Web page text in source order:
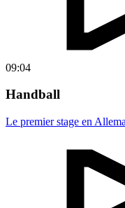
09:04
Handball
Le premier stage en